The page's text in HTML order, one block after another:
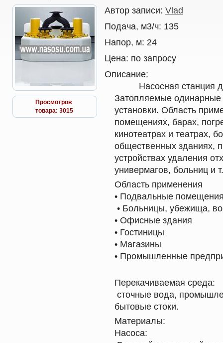
Просмотров
товара: 3015
Автор записи: Vlad
Подача, м3/ч: 135
Напор, м: 24
Цена: по запросу
Описание:
Насосная станция
Затопляемые
установки. Область
помещениях, барах,
кинотеатрах и театрах,
общественных зданиях,
устройствах удаления
универмагов, больниц и
Область применения
• Подвальные
• Больницы, убежища,
• Офисные здания
• Гостиницы
• Магазины
• Промышленные
Перекачиваемая среда:
сточные вода,
бытовые стоки.
Материалы:
Насоса: